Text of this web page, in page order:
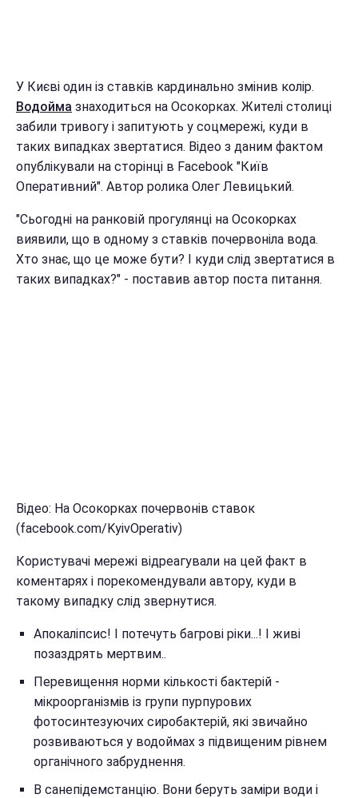
У Києві один із ставків кардинально змінив колір.
Водойма знаходиться на Осокорках. Жителі столиці
забили тривогу і запитують у соцмережі, куди в
таких випадках звертатися. Відео з даним фактом
опублікували на сторінці в Facebook "Київ
Оперативний". Автор ролика Олег Левицький.
"Сьогодні на ранковій прогулянці на Осокорках
виявили, що в одному з ставків почервоніла вода.
Хто знає, що це може бути? І куди слід звертатися в
таких випадках?" - поставив автор поста питання.
Відео: На Осокорках почервонів ставок
(facebook.com/KyivOperativ)
Користувачі мережі відреагували на цей факт в
коментарях і порекомендували автору, куди в
такому випадку слід звернутися.
Апокаліпсис! І потечуть багрові ріки...! І живі
позаздрять мертвим..
Перевищення норми кількості бактерій -
мікроорганізмів із групи пурпурових
фотосинтезуючих сиробактерій, які звичайно
розвиваються у водоймах з підвищеним рівнем
органічного забруднення.
В санепідемстанцію. Вони беруть заміри води і